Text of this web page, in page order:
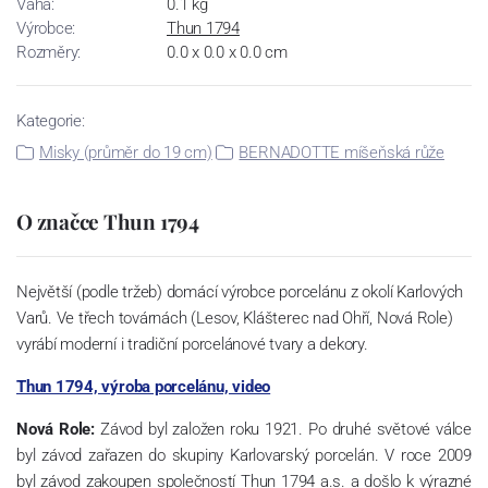
Výrobce:
Thun 1794
Rozměry:
0.0 x 0.0 x 0.0 cm
Kategorie:
Misky (průměr do 19 cm)
BERNADOTTE míšeňská růže
O značce Thun 1794
Největší (podle tržeb) domácí výrobce porcelánu z okolí Karlových
Varů. Ve třech továrnách (Lesov, Klášterec nad Ohří, Nová Role)
vyrábí moderní i tradiční porcelánové tvary a dekory.
Thun 1794, výroba porcelánu, video
Nová Role: Závod byl založen roku 1921. Po druhé světové válce
byl závod zařazen do skupiny Karlovarský porcelán. V roce 2009
byl závod zakoupen společností Thun 1794 a.s. a došlo k výrazné